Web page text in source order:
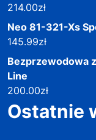
214.00zł
Neo 81-321-Xs
145.99zł
Bezprzewodowa
Line
200.00zł
Ostatnie